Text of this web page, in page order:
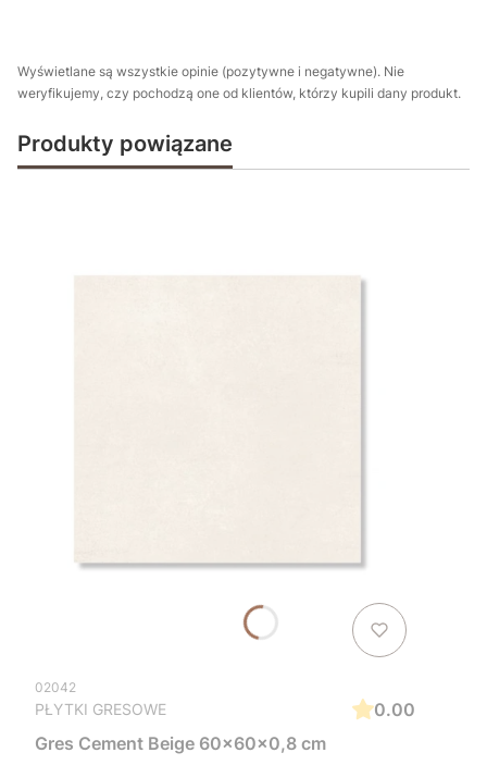
Wyświetlane są wszystkie opinie (pozytywne i negatywne). Nie
weryfikujemy, czy pochodzą one od klientów, którzy kupili dany produkt.
Produkty powiązane
02042
PŁYTKI GRESOWE
0.00
Gres Cement Beige 60x60x0,8 cm